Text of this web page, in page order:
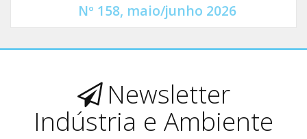
Nº 158, maio/junho 2026
Newsletter
Indústria e Ambiente